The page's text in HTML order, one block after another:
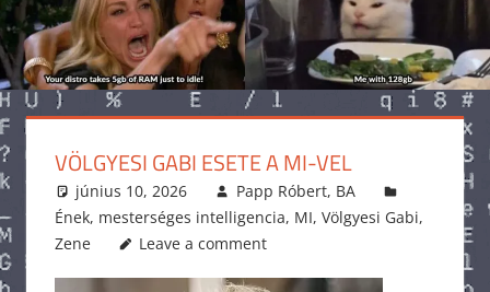
VÖLGYESI GABI ESETE A MI-VEL
június 10, 2026
Papp Róbert, BA
Ének, mesterséges intelligencia, MI, Völgyesi Gabi,
Zene
Leave a comment